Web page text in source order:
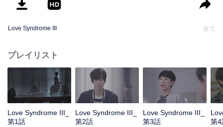
Love Syndrome III 全て
プレイリスト
Love Syndrome III_
第1話
Love Syndrome III_
第2話
Love Syndrome III_
第3話
第4